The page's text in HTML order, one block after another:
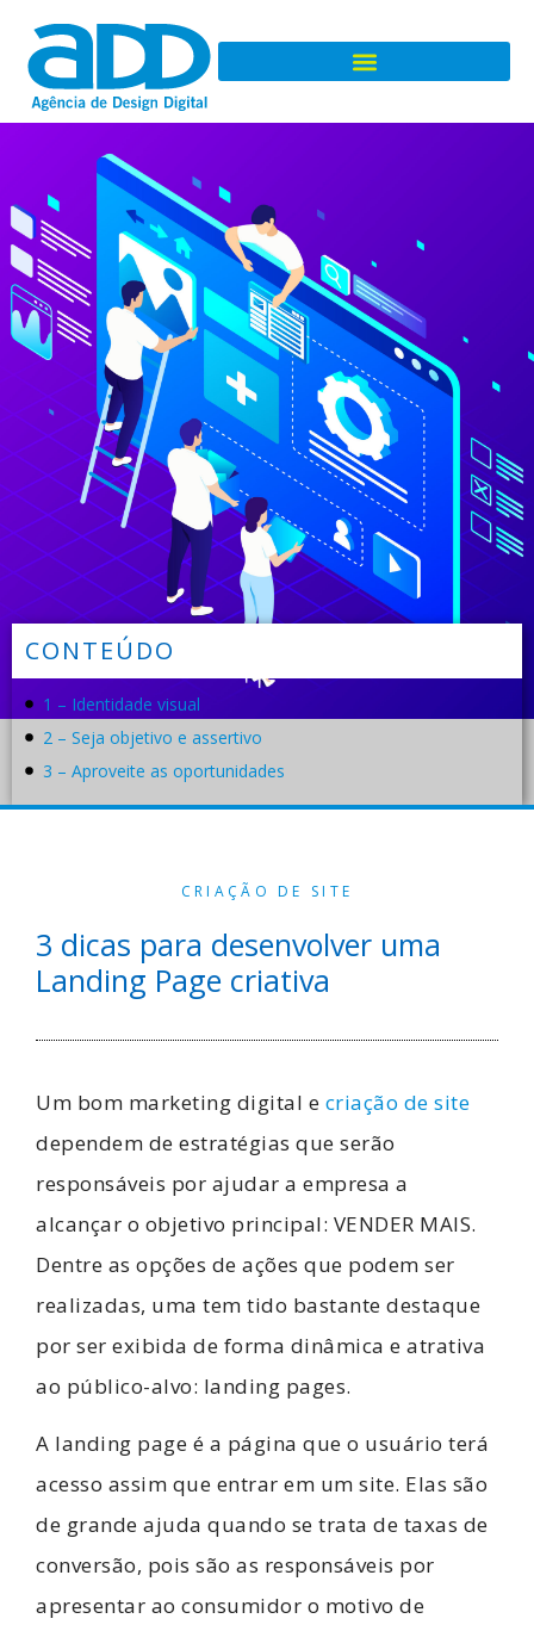
CONTEÚDO
1 – Identidade visual
2 – Seja objetivo e assertivo
3 – Aproveite as oportunidades
CRIAÇÃO DE SITE
3 dicas para desenvolver uma
Landing Page criativa
Um bom marketing digital e criação de site
dependem de estratégias que serão
responsáveis por ajudar a empresa a
alcançar o objetivo principal: VENDER MAIS.
Dentre as opções de ações que podem ser
realizadas, uma tem tido bastante destaque
por ser exibida de forma dinâmica e atrativa
ao público-alvo: landing pages.
A landing page é a página que o usuário terá
acesso assim que entrar em um site. Elas são
de grande ajuda quando se trata de taxas de
conversão, pois são as responsáveis por
apresentar ao consumidor o motivo de